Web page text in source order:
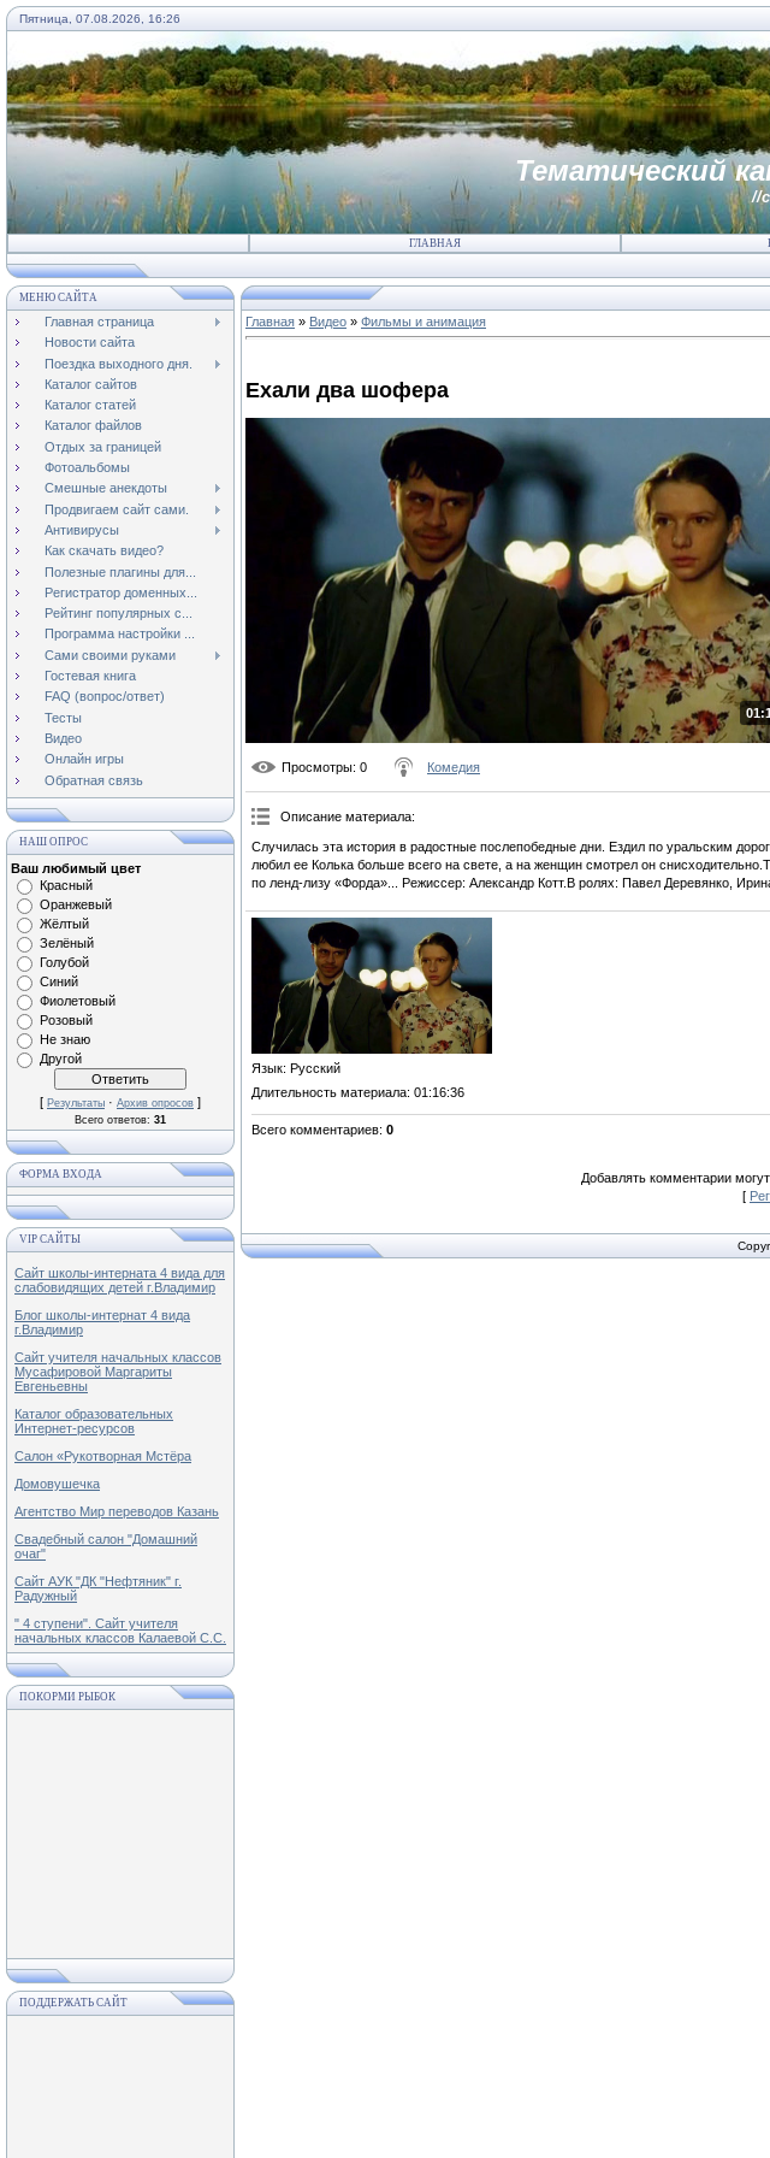
Пятница, 07.08.2026, 16:26
Тематический
//
ГЛАВНАЯ
МЕНЮ САЙТА
Главная страница
Новости сайта
Поездка выходного дня.
Каталог сайтов
Каталог статей
Каталог файлов
Отдых за границей
Фотоальбомы
Смешные анекдоты
Продвигаем сайт сами.
Антивирусы
Как скачать видео?
Полезные плагины для...
Регистратор доменных...
Рейтинг популярных с...
Программа настройки ...
Сами своими руками
Гостевая книга
FAQ (вопрос/ответ)
Тесты
Видео
Онлайн игры
Обратная связь
НАШ ОПРОС
Ваш любимый цвет
Красный
Оранжевый
Жёлтый
Зелёный
Голубой
Синий
Фиолетовый
Розовый
Не знаю
Другой
[ Результаты · Архив опросов ]
Всего ответов: 31
ФОРМА ВХОДА
VIP САЙТЫ
Сайт школы-интерната 4 вида для
слабовидящих детей г.Владимир
Блог школы-интернат 4 вида
г.Владимир
Сайт учителя начальных классов
Мусафировой Маргариты
Евгеньевны
Каталог образовательных
Интернет-ресурсов
Салон «Рукотворная Мстёра
Домовушечка
Агентство Мир переводов Казань
Свадебный салон "Домашний
очаг"
Сайт АУК "ДК "Нефтяник" г.
Радужный
" 4 ступени". Сайт учителя
начальных классов Калаевой С.С.
ПОКОРМИ РЫБОК
ПОДДЕРЖАТЬ САЙТ
Главная » Видео » Фильмы и анимация
Ехали два шофера
Просмотры: 0 Комедия
Описание материала:
Случилась эта история в радостные послепобедные дни. Ездил по уральским
любил ее Колька больше всего на свете, а на женщин смотрел он
по ленд-лизу «Форда»... Режиссер: Александр Котт.В ролях: Павел Деревянко,
Язык: Русский
Длительность материала: 01:16:36
Всего комментариев: 0
Добавлять комментарии
[